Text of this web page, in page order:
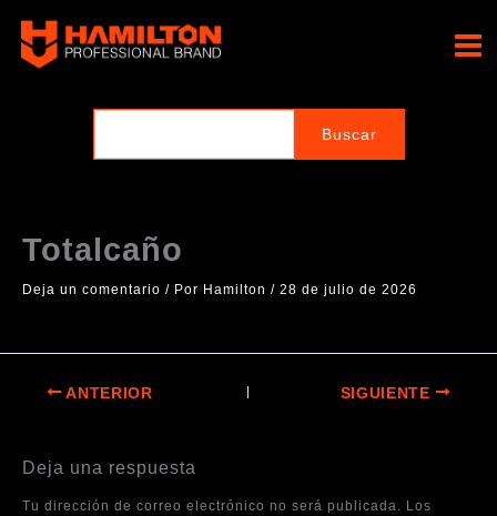
contenido
Totalcaño
Deja un comentario / Por Hamilton / 28 de julio de 2026
ANTERIOR SIGUIENTE
Deja una respuesta
Tu dirección de correo electrónico no será publicada. Los